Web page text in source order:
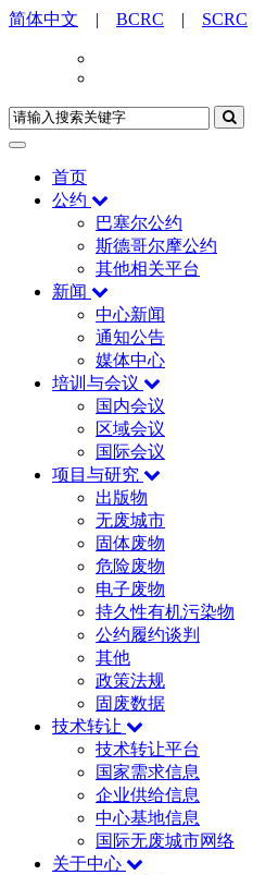
简体中文 | BCRC | SCRC
首页
公约
巴塞尔公约
斯德哥尔摩公约
其他相关平台
新闻
中心新闻
通知公告
媒体中心
培训与会议
国内会议
区域会议
国际会议
项目与研究
出版物
无废城市
固体废物
危险废物
电子废物
持久性有机污染物
公约履约谈判
其他
政策法规
固废数据
技术转让
技术转让平台
国家需求信息
企业供给信息
中心基地信息
国际无废城市网络
关于中心